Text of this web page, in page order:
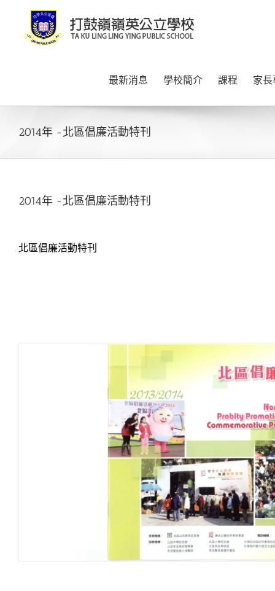
content
最新消息 學校簡介 課程 家
2014年 -北區倡廉活動特刊
2014年 -北區倡廉活動特刊
北區倡廉活動特刊